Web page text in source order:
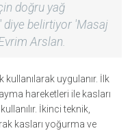
doğru yağ
diye belirtiyor 'Masaj
Arslan.
kullanılarak uygulanır. İlk
hareketleri ile kasları
İkinci teknik,
kasları yoğurma ve